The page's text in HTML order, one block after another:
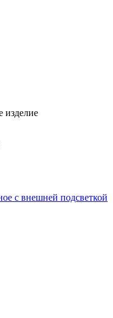
изделие
с внешней подсветкой